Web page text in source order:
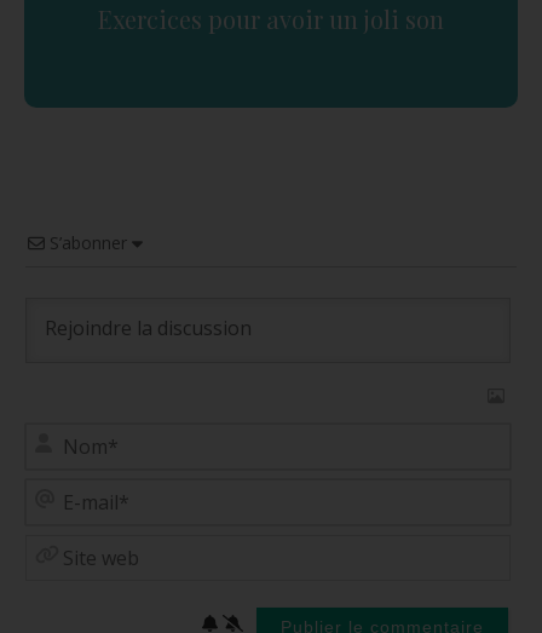
Exercices pour avoir un joli son
S’abonner